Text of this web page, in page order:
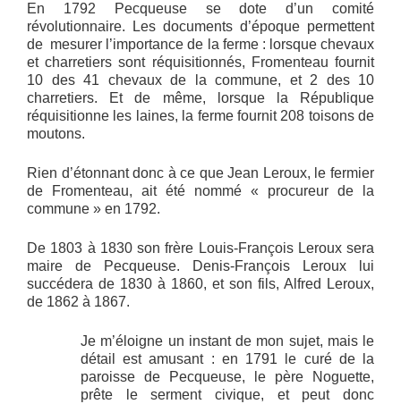
En 1792 Pecqueuse se dote d’un comité
révolutionnaire. Les documents d’époque permettent
de mesurer l’importance de la ferme : lorsque chevaux
et charretiers sont réquisitionnés, Fromenteau fournit
10 des 41 chevaux de la commune, et 2 des 10
charretiers. Et de même, lorsque la République
réquisitionne les laines, la ferme fournit 208 toisons de
moutons.
Rien d’étonnant donc à ce que Jean Leroux, le fermier
de Fromenteau, ait été nommé « procureur de la
commune » en 1792.
De 1803 à 1830 son frère Louis-François Leroux sera
maire de Pecqueuse. Denis-François Leroux lui
succédera de 1830 à 1860, et son fils, Alfred Leroux,
de 1862 à 1867.
Je m’éloigne un instant de mon sujet, mais le
détail est amusant : en 1791 le curé de la
paroisse de Pecqueuse, le père Noguette,
prête le serment civique, et peut donc